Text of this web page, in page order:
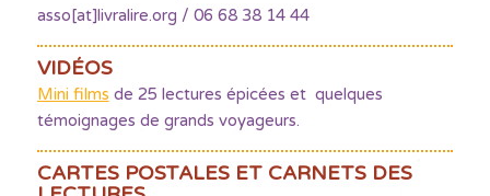
asso[at]livralire.org / 06 68 38 14 44
VIDÉOS
Mini films de 25 lectures épicées et quelques
témoignages de grands voyageurs.
CARTES POSTALES ET CARNETS DES